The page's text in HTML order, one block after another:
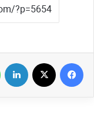
فیس بوک